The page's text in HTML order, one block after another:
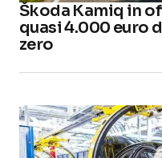
Škoda Kamiq in
quasi 4.000 euro
zero